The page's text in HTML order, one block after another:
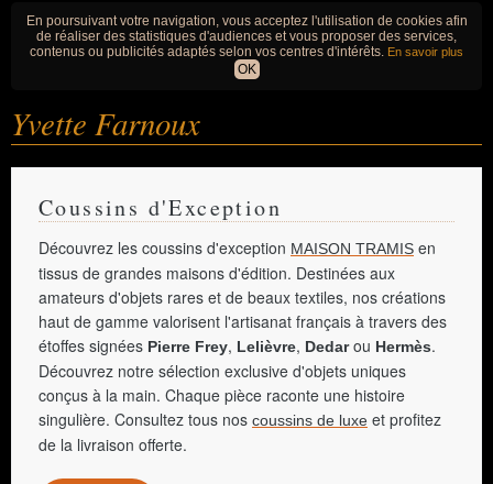
En poursuivant votre navigation, vous acceptez l'utilisation de cookies afin
de réaliser des statistiques d'audiences et vous proposer des services,
contenus ou publicités adaptés selon vos centres d'intérêts. En savoir plus
OK
Yvette Farnoux
Coussins d'Exception
Découvrez les coussins d'exception MAISON TRAMIS en
tissus de grandes maisons d'édition. Destinées aux
amateurs d'objets rares et de beaux textiles, nos créations
haut de gamme valorisent l'artisanat français à travers des
étoffes signées Pierre Frey, Lelièvre, Dedarou Hermès.
Découvrez notre sélection exclusive d'objets uniques
conçus à la main. Chaque pièce raconte une histoire
singulière. Consultez tous nos coussins de luxe et profitez
de la livraison offerte.